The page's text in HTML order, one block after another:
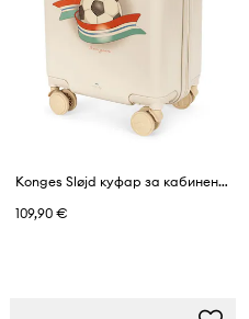
Konges Sløjd куфар за кабинен багаж TRAVEL SUITCASE
109,90 €